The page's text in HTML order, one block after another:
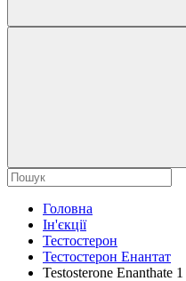
Головна
Ін'єкції
Тестостерон
Тестостерон Енантат
Testosterone Enanthate